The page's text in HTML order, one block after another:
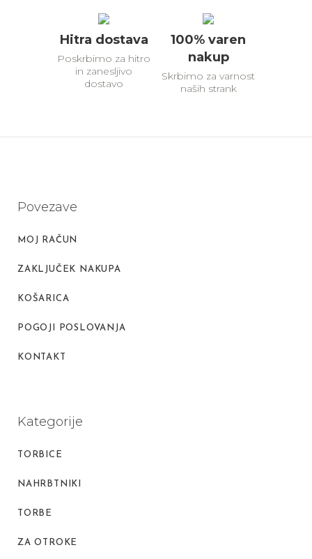
Hitra dostava
Poskrbimo za hitro
in zanesljivo
dostavo
100% varen
nakup
Skrbimo za varnost
naših strank
Povezave
MOJ RAČUN
ZAKLJUČEK NAKUPA
KOŠARICA
POGOJI POSLOVANJA
KONTAKT
Kategorije
TORBICE
NAHRBTNIKI
TORBE
ZA OTROKE